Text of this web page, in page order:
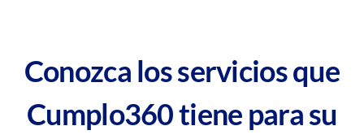
Conozca losserviciosque
Cumplo360tiene para su